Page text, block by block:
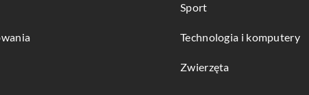
Sport
Technologia i komputery
Zwierzęta